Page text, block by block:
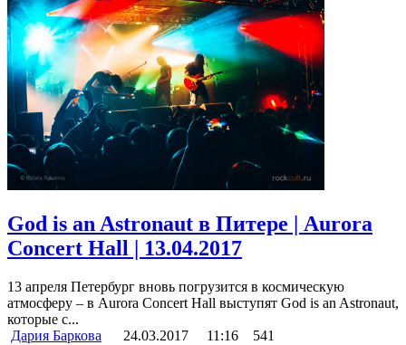
God is an Astronaut в Питере | Aurora
Concert Hall | 13.04.2017
13 апреля Петербург вновь погрузится в космическую
атмосферу – в Aurora Concert Hall выступят God is an Astronaut,
которые с...
Дария Баркова
24.03.2017 11:16 541